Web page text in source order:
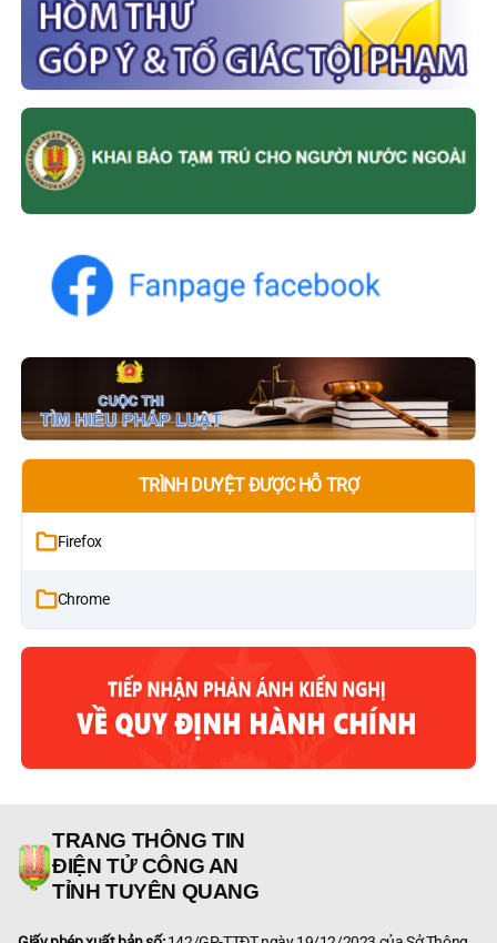
TRÌNH DUYỆT ĐƯỢC HỖ TRỢ
Firefox
Chrome
TRANG THÔNG TIN
ĐIỆN TỬ CÔNG AN
TỈNH TUYÊN QUANG